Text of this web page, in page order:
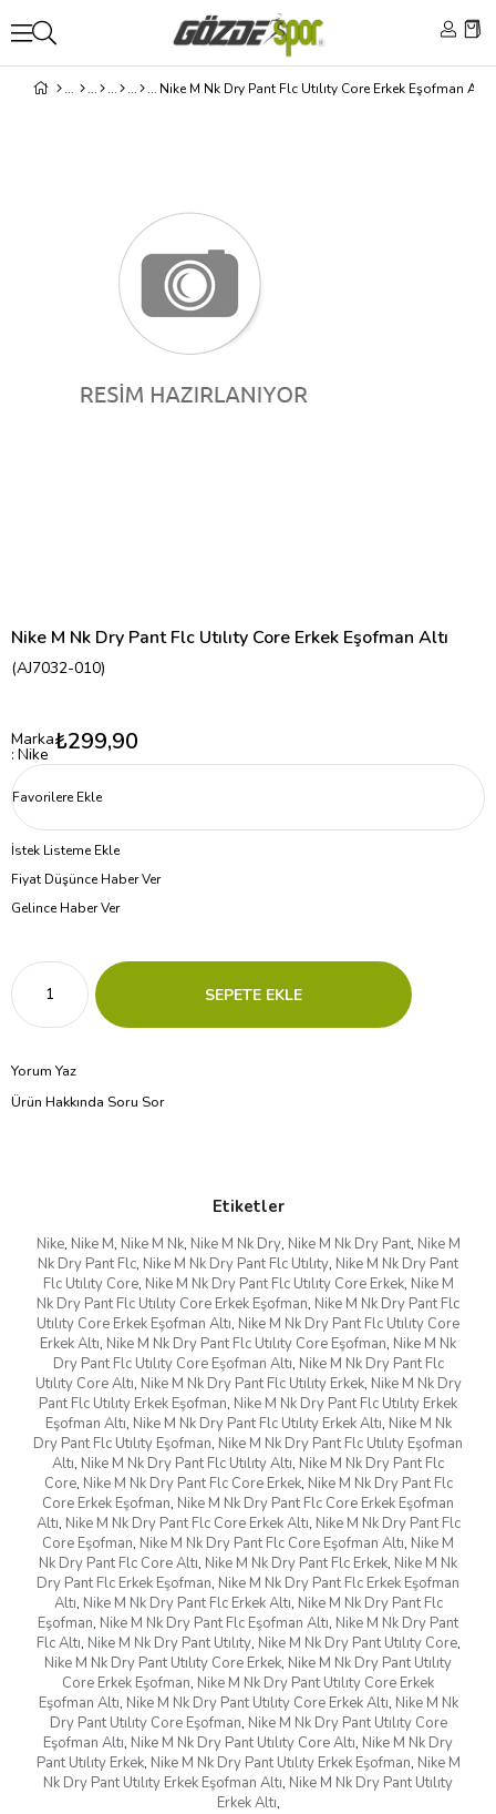
Nike M Nk Dry Pant Flc Utılıty Core Erkek Eşofman Altı
Nike M Nk Dry Pant Flc Utılıty Core Erkek Eşofman Altı
(AJ7032-010)
Marka
: Nike ₺299,90
Favorilere Ekle
İstek Listeme Ekle
Fiyat Düşünce Haber Ver
Gelince Haber Ver
Yorum Yaz
Ürün Hakkında Soru Sor
Etiketler
Nike, Nike M, Nike M Nk, Nike M Nk Dry, Nike M Nk Dry Pant, Nike M
Nk Dry Pant Flc, Nike M Nk Dry Pant Flc Utılıty, Nike M Nk Dry Pant
Flc Utılıty Core, Nike M Nk Dry Pant Flc Utılıty Core Erkek, Nike M
Nk Dry Pant Flc Utılıty Core Erkek Eşofman, Nike M Nk Dry Pant Flc
Utılıty Core Erkek Eşofman Altı, Nike M Nk Dry Pant Flc Utılıty Core
Erkek Altı, Nike M Nk Dry Pant Flc Utılıty Core Eşofman, Nike M Nk
Dry Pant Flc Utılıty Core Eşofman Altı, Nike M Nk Dry Pant Flc
Utılıty Core Altı, Nike M Nk Dry Pant Flc Utılıty Erkek, Nike M Nk Dry
Pant Flc Utılıty Erkek Eşofman, Nike M Nk Dry Pant Flc Utılıty Erkek
Eşofman Altı, Nike M Nk Dry Pant Flc Utılıty Erkek Altı, Nike M Nk
Dry Pant Flc Utılıty Eşofman, Nike M Nk Dry Pant Flc Utılıty Eşofman
Altı, Nike M Nk Dry Pant Flc Utılıty Altı, Nike M Nk Dry Pant Flc
Core, Nike M Nk Dry Pant Flc Core Erkek, Nike M Nk Dry Pant Flc
Core Erkek Eşofman, Nike M Nk Dry Pant Flc Core Erkek Eşofman
Altı, Nike M Nk Dry Pant Flc Core Erkek Altı, Nike M Nk Dry Pant Flc
Core Eşofman, Nike M Nk Dry Pant Flc Core Eşofman Altı, Nike M
Nk Dry Pant Flc Core Altı, Nike M Nk Dry Pant Flc Erkek, Nike M Nk
Dry Pant Flc Erkek Eşofman, Nike M Nk Dry Pant Flc Erkek Eşofman
Altı, Nike M Nk Dry Pant Flc Erkek Altı, Nike M Nk Dry Pant Flc
Eşofman, Nike M Nk Dry Pant Flc Eşofman Altı, Nike M Nk Dry Pant
Flc Altı, Nike M Nk Dry Pant Utılıty, Nike M Nk Dry Pant Utılıty Core,
Nike M Nk Dry Pant Utılıty Core Erkek, Nike M Nk Dry Pant Utılıty
Core Erkek Eşofman, Nike M Nk Dry Pant Utılıty Core Erkek
Eşofman Altı, Nike M Nk Dry Pant Utılıty Core Erkek Altı, Nike M Nk
Dry Pant Utılıty Core Eşofman, Nike M Nk Dry Pant Utılıty Core
Eşofman Altı, Nike M Nk Dry Pant Utılıty Core Altı, Nike M Nk Dry
Pant Utılıty Erkek, Nike M Nk Dry Pant Utılıty Erkek Eşofman, Nike M
Nk Dry Pant Utılıty Erkek Eşofman Altı, Nike M Nk Dry Pant Utılıty
Erkek Altı,